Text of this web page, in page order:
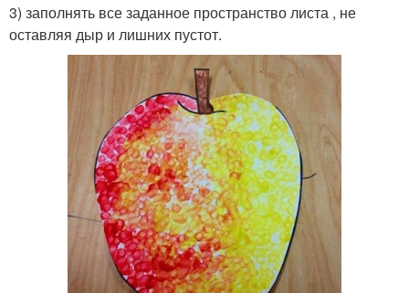
3) заполнять все заданное пространство листа , не
оставляя дыр и лишних пустот.